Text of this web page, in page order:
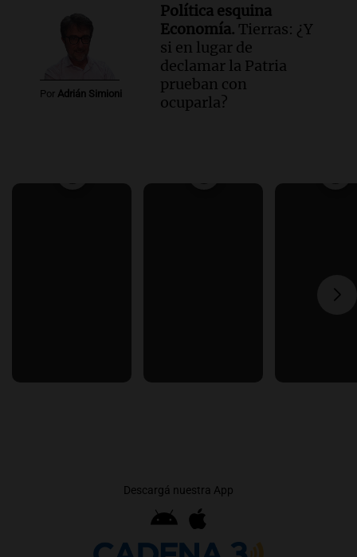
Por Adrián Simioni
Política esquina
Economía. Tierras: ¿Y
si en lugar de
declamar la Patria
prueban con
ocuparla?
Descargá nuestra App